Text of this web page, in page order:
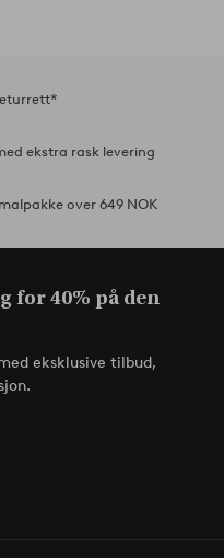
ekstra rask levering
over 649 NOK
for 40% på den
eksklusive tilbud,